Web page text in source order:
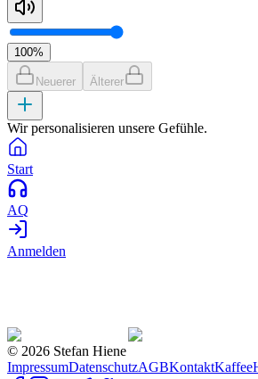
100%
Neuerer Älterer
Wir personalisieren unsere Gefühle.
Start
AQ
Anmelden
© 2026 Stefan Hiene
ImpressumDatenschutzAGBKontaktKaffee